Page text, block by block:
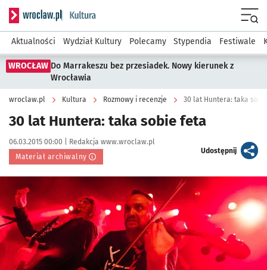
Serwis informacyjny wroclaw.pl podserwis: Kultura
Aktualności Wydział Kultury Polecamy Stypendia Festiwale
WROCŁAW Do Marrakeszu bez przesiadek. Nowy kierunek z
Wrocławia
wroclaw.pl Kultura Rozmowy i recenzje 30 lat Huntera: taka
30 lat Huntera: taka sobie feta
Data publikacji:
06.03.2015 00:00 | Autor:
Redakcja www.wroclaw.pl
Materiał archiwalny
Udostępnijartykuł
Kliknij, aby powiększyć